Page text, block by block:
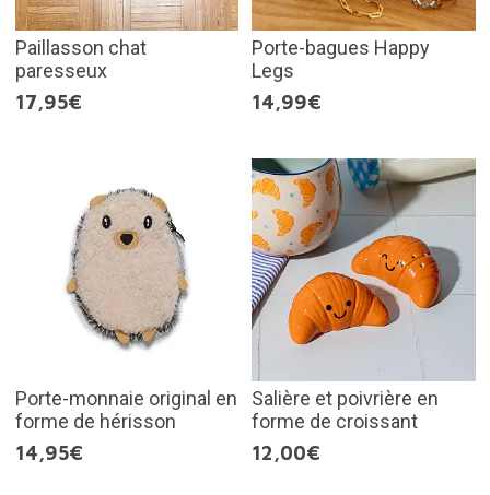
Paillasson chat
paresseux
17,95€
Porte-bagues Happy
Legs
14,99€
Porte-monnaie original en
forme de hérisson
14,95€
Salière et poivrière en
forme de croissant
12,00€